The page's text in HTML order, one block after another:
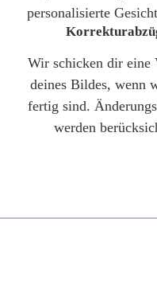
Wir schicken dir eine
deines Bildes, wenn
fertig sind.
werden